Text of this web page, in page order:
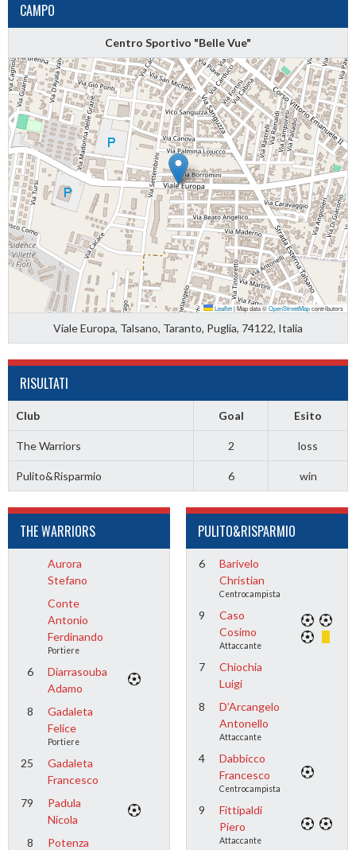
CAMPO
Centro Sportivo "Belle Vue"
Leaflet|Map data ©OpenStreetMapcontributors
Viale Europa, Talsano, Taranto, Puglia, 74122, Italia
RISULTATI
Club Goal Esito
The Warriors 2 loss
Pulito&Risparmio 6 win
THE WARRIORS
Aurora
Stefano
Conte
Antonio
Ferdinando
Portiere
6
Diarrasouba
Adamo
8
Gadaleta
Felice
Portiere
25
Gadaleta
Francesco
79
Padula
Nicola
8
Potenza
PULITO&RISPARMIO
6
Barivelo
Christian
Centrocampista
9
Caso
Cosimo
Attaccante
7
Chiochia
Luigi
8
D’Arcangelo
Antonello
Attaccante
4
Dabbicco
Francesco
Centrocampista
9
Fittipaldi
Piero
Attaccante